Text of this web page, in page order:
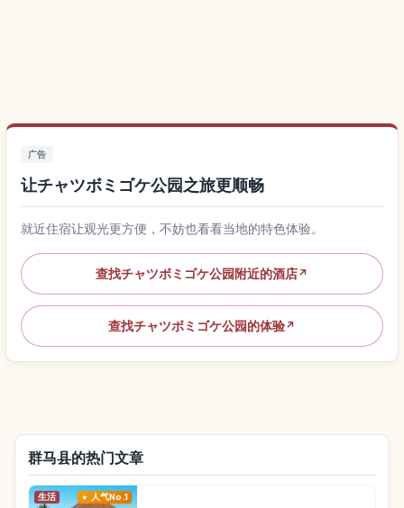
广告
让チャツボミゴケ公园之旅更顺畅
就近住宿让观光更方便，不妨也看看当地的特色体验。
查找チャツボミゴケ公园附近的酒店↗
查找チャツボミゴケ公园的体验↗
群马县的热门文章
生活 人气No.1